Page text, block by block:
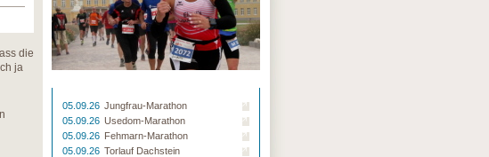
die
ja
05.09.26 Jungfrau-Marathon
05.09.26 Usedom-Marathon
05.09.26 Fehmarn-Marathon
05.09.26 Torlauf Dachstein